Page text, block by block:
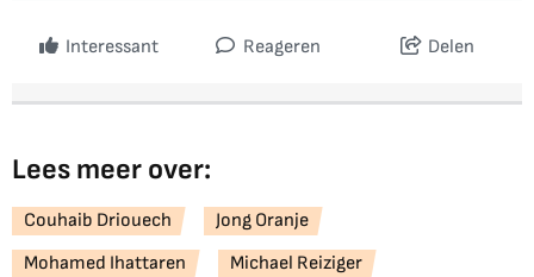
Interessant Reageren Delen
Lees meer over:
Couhaib Driouech
Jong Oranje
Mohamed Ihattaren
Michael Reiziger